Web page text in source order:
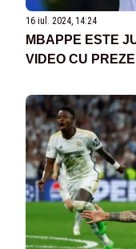
16 iul. 2024, 14:24
MBAPPE ESTE
VIDEO CU